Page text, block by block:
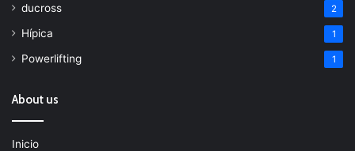
ducross 2
Hípica 1
Powerlifting 1
About us
Inicio